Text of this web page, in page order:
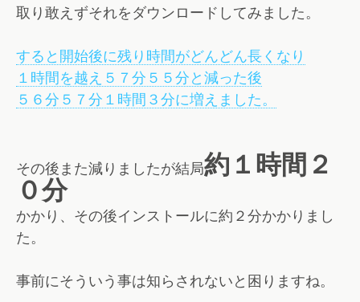
取り敢えずそれをダウンロードしてみました。
すると開始後に残り時間がどんどん長くなり
１時間を越え５７分５５分と減った後
５６分５７分１時間３分に増えました。
その後また減りましたが結局約１時間２
０分
かかり、その後インストールに約２分かかりまし
た。
事前にそういう事は知らされないと困りますね。